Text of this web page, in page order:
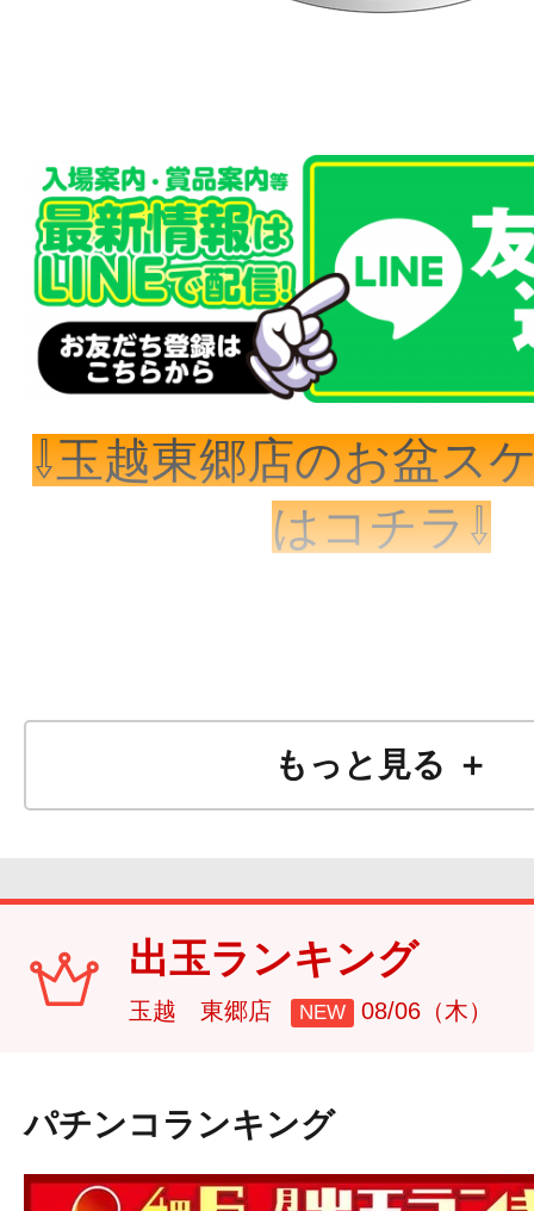
⇩玉越東郷店のお盆ス
はコチラ⇩
もっと見る ＋
出玉ランキング
玉越 東郷店 NEW 08/06（木）
パチンコランキング